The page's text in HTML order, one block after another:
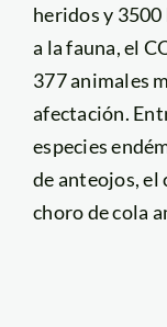
heridos y 3500
a la fauna, el
377 animales
afectación.
especies
de anteojos, el
choro de cola